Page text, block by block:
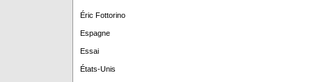
Éric Fottorino
Espagne
Essai
États-Unis